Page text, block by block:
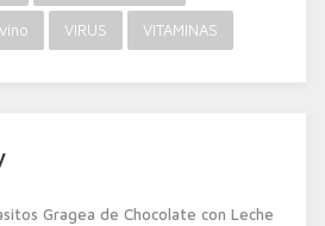
vino VIRUS VITAMINAS
Gragea de Chocolate con Leche